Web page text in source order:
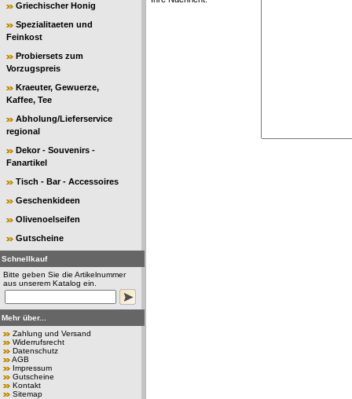
Griechischer Honig
Spezialitaeten und
Feinkost
Probiersets zum
Vorzugspreis
Kraeuter, Gewuerze,
Kaffee, Tee
Abholung/Lieferservice
regional
Dekor - Souvenirs -
Fanartikel
Tisch - Bar - Accessoires
Geschenkideen
Olivenoelseifen
Gutscheine
Schnellkauf
Bitte geben Sie die Artikelnummer
aus unserem Katalog ein.
Mehr über...
Zahlung und Versand
Widerrufsrecht
Datenschutz
AGB
Impressum
Gutscheine
Kontakt
Sitemap